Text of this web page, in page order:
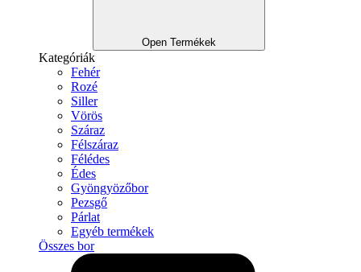
Open Termékek
Kategóriák
Fehér
Rozé
Siller
Vörös
Száraz
Félszáraz
Félédes
Édes
Gyöngyözőbor
Pezsgő
Párlat
Egyéb termékek
Összes bor